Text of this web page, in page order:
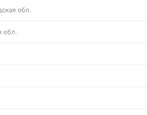
обл.
обл.